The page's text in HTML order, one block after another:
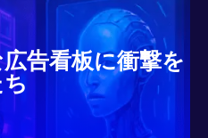
告看板に衝撃を